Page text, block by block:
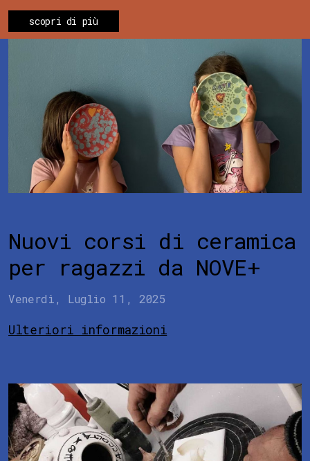
scopri di più
Nuovi corsi di ceramica
per ragazzi da NOVE+
Venerdì, Luglio 11, 2025
Ulteriori informazioni